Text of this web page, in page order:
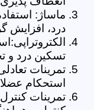
ماساژ:
درد،
تسکین درد و
تمرینات
استحکام
تمرینات